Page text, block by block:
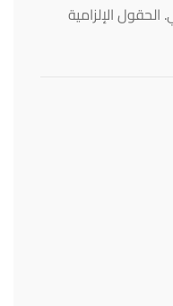
الحقول الإلزامية